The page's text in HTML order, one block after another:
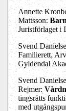
Annette
Mattsson:
Juristförlaget i
Svend
Familierett,
Gyldendal
Svend
Rejmer:
tingsrätts
med